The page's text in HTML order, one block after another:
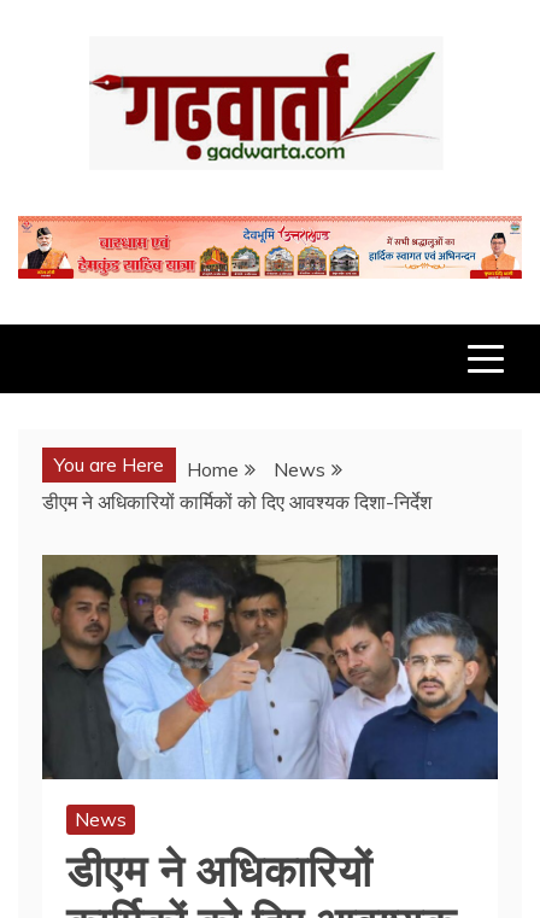
You are Here Home
News
डीएम ने अधिकारियों कार्मिकों को दिए आवश्यक दिशा-निर्देश
News
डीएम ने अधिकारियों